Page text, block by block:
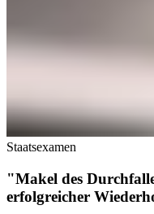
Staatsexamen
"Makel des
erfolgreicher